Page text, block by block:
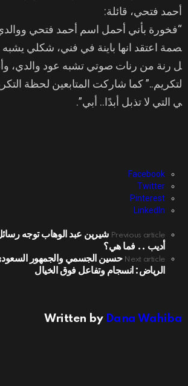
أحمد فتحي، قائلة:
“فخورة بأني أحمل اسم أحمد فتحي
صمة اعتقد انها باينة في فني، شكلي
ل رنة من رنات صوتي تشبه عود والدي،
لتكريم..” كما شاركت المتابعين لحظة
ي التي لا تذبل أبدًا.. أبي”.
Facebook
Twitter
Pinterest
LinkedIn
See
more
Previous article شيرين عبد الوهاب توجه
أديب .. فما هي؟
Next article حسين الجسمي والجمهور
الرياض: انسجام وتفاعل فوق الخيال
Written by Dana Wahiba